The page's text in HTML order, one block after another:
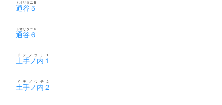
通谷５
トオリタニ５
通谷６
トオリタニ６
土手ノ内１
ドテノウチ１
土手ノ内２
ドテノウチ２